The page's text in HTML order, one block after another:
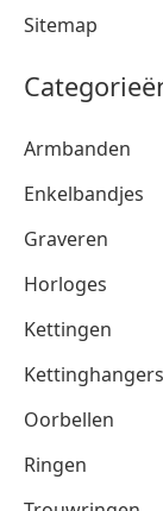
Sitemap
Armbanden
Enkelbandjes
Graveren
Horloges
Kettingen
Kettinghangers
Oorbellen
Ringen